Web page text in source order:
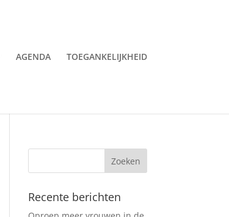
AGENDA TOEGANKELIJKHEID
Recente berichten